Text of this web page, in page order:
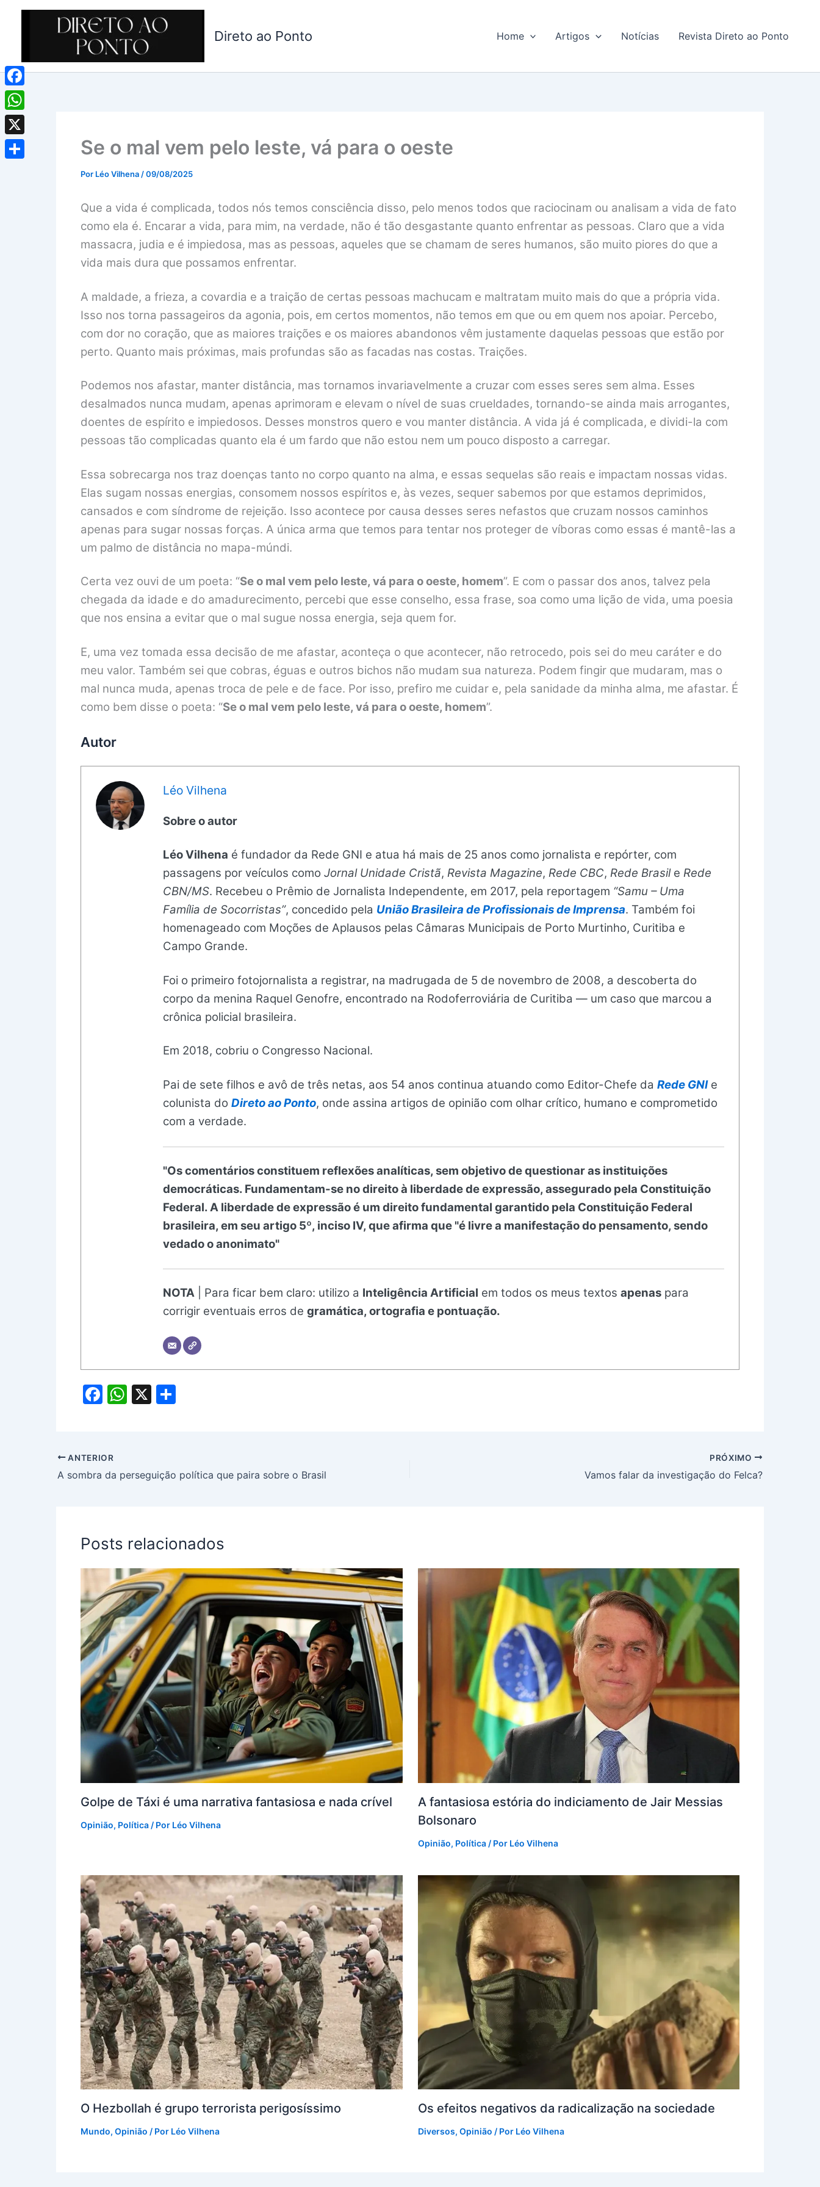
Direto ao Ponto Home Artigos Notícias Revista Direto ao Ponto
Se o mal vem pelo leste, vá para o oeste
Por Léo Vilhena /09/08/2025
Que a vida é complicada, todos nós temos consciência disso, pelo menos todos que raciocinam ou analisam a vida de fato
como ela é. Encarar a vida, para mim, na verdade, não é tão desgastante quanto enfrentar as pessoas. Claro que a vida
massacra, judia e é impiedosa, mas as pessoas, aqueles que se chamam de seres humanos, são muito piores do que a
vida mais dura que possamos enfrentar.
A maldade, a frieza, a covardia e a traição de certas pessoas machucam e maltratam muito mais do que a própria vida.
Isso nos torna passageiros da agonia, pois, em certos momentos, não temos em que ou em quem nos apoiar. Percebo,
com dor no coração, que as maiores traições e os maiores abandonos vêm justamente daquelas pessoas que estão por
perto. Quanto mais próximas, mais profundas são as facadas nas costas. Traições.
Podemos nos afastar, manter distância, mas tornamos invariavelmente a cruzar com esses seres sem alma. Esses
desalmados nunca mudam, apenas aprimoram e elevam o nível de suas crueldades, tornando-se ainda mais arrogantes,
doentes de espírito e impiedosos. Desses monstros quero e vou manter distância. A vida já é complicada, e dividi-la com
pessoas tão complicadas quanto ela é um fardo que não estou nem um pouco disposto a carregar.
Essa sobrecarga nos traz doenças tanto no corpo quanto na alma, e essas sequelas são reais e impactam nossas vidas.
Elas sugam nossas energias, consomem nossos espíritos e, às vezes, sequer sabemos por que estamos deprimidos,
cansados e com síndrome de rejeição. Isso acontece por causa desses seres nefastos que cruzam nossos caminhos
apenas para sugar nossas forças. A única arma que temos para tentar nos proteger de víboras como essas é mantê-las a
um palmo de distância no mapa-múndi.
Certa vez ouvi de um poeta: “Se o mal vem pelo leste, vá para o oeste, homem”. E com o passar dos anos, talvez pela
chegada da idade e do amadurecimento, percebi que esse conselho, essa frase, soa como uma lição de vida, uma poesia
que nos ensina a evitar que o mal sugue nossa energia, seja quem for.
E, uma vez tomada essa decisão de me afastar, aconteça o que acontecer, não retrocedo, pois sei do meu caráter e do
meu valor. Também sei que cobras, éguas e outros bichos não mudam sua natureza. Podem fingir que mudaram, mas o
mal nunca muda, apenas troca de pele e de face. Por isso, prefiro me cuidar e, pela sanidade da minha alma, me afastar. É
como bem disse o poeta: “Se o mal vem pelo leste, vá para o oeste, homem”.
Autor
Léo Vilhena
Sobre o autor
Léo Vilhena é fundador da Rede GNI e atua há mais de 25 anos como jornalista e repórter, com
passagens por veículos como Jornal Unidade Cristã, Revista Magazine, Rede CBC, Rede Brasile Rede
CBN/MS. Recebeu o Prêmio de Jornalista Independente, em 2017, pela reportagem “Samu – Uma
Família de Socorristas”, concedido pela União Brasileira de Profissionais de Imprensa. Também foi
homenageado com Moções de Aplausos pelas Câmaras Municipais de Porto Murtinho, Curitiba e
Campo Grande.
Foi o primeiro fotojornalista a registrar, na madrugada de 5 de novembro de 2008, a descoberta do
corpo da menina Raquel Genofre, encontrado na Rodoferroviária de Curitiba — um caso que marcou a
crônica policial brasileira.
Em 2018, cobriu o Congresso Nacional.
Pai de sete filhos e avô de três netas, aos 54 anos continua atuando como Editor-Chefe da Rede GNIe
colunista do Direto ao Ponto, onde assina artigos de opinião com olhar crítico, humano e comprometido
com a verdade.
"Os comentários constituem reflexões analíticas, sem objetivo de questionar as instituições
democráticas. Fundamentam-se no direito à liberdade de expressão, assegurado pela Constituição
Federal. A liberdade de expressão é um direito fundamental garantido pela Constituição Federal
brasileira, em seu artigo 5º, inciso IV, que afirma que "é livre a manifestação do pensamento, sendo
vedado o anonimato"
NOTA | Para ficar bem claro: utilizo a Inteligência Artificial em todos os meus textos apenas para
corrigir eventuais erros de gramática, ortografia e pontuação.
F
e
b
W
A
X
ANTERIOR
A sombra da perseguição política que paira sobre o Brasil
PRÓXIMO
Vamos falar da investigação do Felca?
Posts relacionados
Golpe de Táxi é uma narrativa fantasiosa e nada crível
Opinião, Política / Por Léo Vilhena
A fantasiosa estória do indiciamento de Jair Messias
Bolsonaro
Opinião, Política/ Por Léo Vilhena
O Hezbollah é grupo terrorista perigosíssimo
Mundo, Opinião / Por Léo Vilhena
Os efeitos negativos da radicalização na sociedade
Diversos, Opinião / Por Léo Vilhena
Facebook
WhatsApp
X